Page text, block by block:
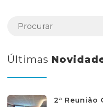
Últimas
2ª Reunião